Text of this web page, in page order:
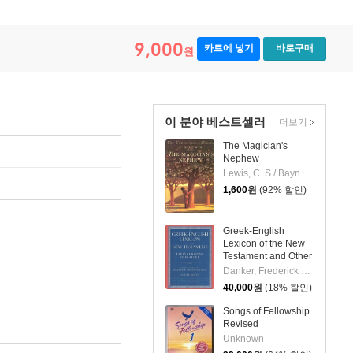
9,000원 카트에 넣기 바로구매
이 분야 베스트셀러
The Magician's
Nephew
Lewis, C. S./ Baynes, Pauline (ILT)
1,600원 (92% 할인)
Greek-English
Lexicon of the New
Testament and Other
Early Christian, 3rd
Ed. Bauer
40,000원 (18% 할인)
Songs of Fellowship
Revised
Unknown
더보기